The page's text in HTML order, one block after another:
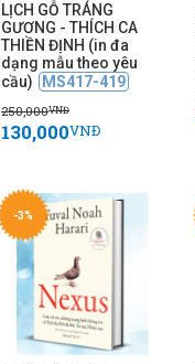
LỊCH GỖ TRÁNG
GƯƠNG - THÍCH CA
THIỀN ĐỊNH (in đa
dạng mẫu theo yêu
cầu)
MS417-419
250,000VNĐ
130,000VNĐ
-3%